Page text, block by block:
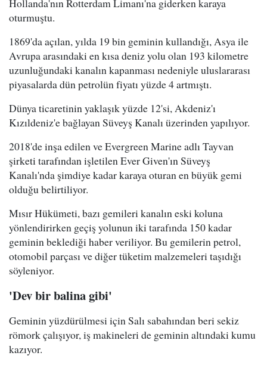
Hollanda'nın Rotterdam Limanı'na giderken karaya
oturmuştu.
1869'da açılan, yılda 19 bin geminin kullandığı, Asya ile
Avrupa arasındaki en kısa deniz yolu olan 193 kilometre
uzunluğundaki kanalın kapanması nedeniyle uluslararası
piyasalarda dün petrolün fiyatı yüzde 4 artmıştı.
Dünya ticaretinin yaklaşık yüzde 12'si, Akdeniz'ı
Kızıldeniz'e bağlayan Süveyş Kanalı üzerinden yapılıyor.
2018'de inşa edilen ve Evergreen Marine adlı Tayvan
şirketi tarafından işletilen Ever Given'ın Süveyş
Kanalı'nda şimdiye kadar karaya oturan en büyük gemi
olduğu belirtiliyor.
Mısır Hükümeti, bazı gemileri kanalın eski koluna
yönlendirirken geçiş yolunun iki tarafında 150 kadar
geminin beklediği haber veriliyor. Bu gemilerin petrol,
otomobil parçası ve diğer tüketim malzemeleri taşıdığı
söyleniyor.
'Dev bir balina gibi'
Geminin yüzdürülmesi için Salı sabahından beri sekiz
römork çalışıyor, iş makineleri de geminin altındaki kumu
kazıyor.